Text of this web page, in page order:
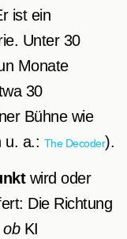
ist ein
Unter 30
Monate
30
Bühne wie
u. a.: The Decoder).
wird oder
Die Richtung
obKI